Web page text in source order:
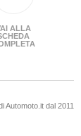
ALLA
Automoto.it dal 2011